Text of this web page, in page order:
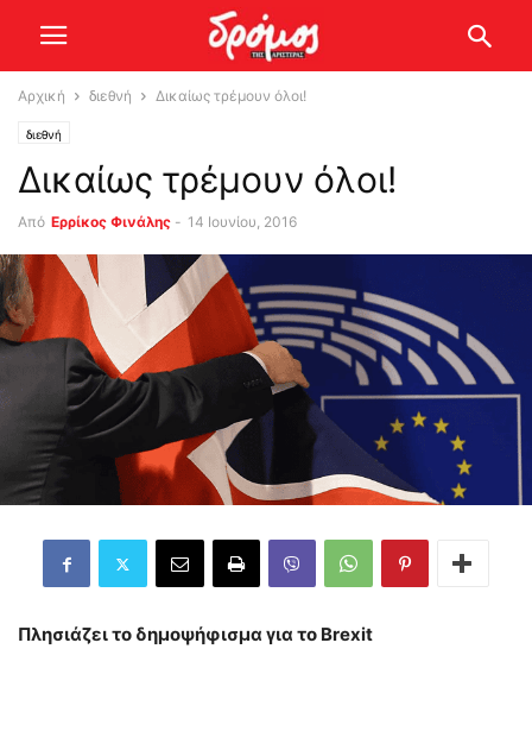
Αρχική διεθνή Δικαίως τρέμουν όλοι!
διεθνή
Δικαίως τρέμουν όλοι!
Από Ερρίκος Φινάλης - 14 Ιουνίου, 2016
Πλησιάζει το δημοψήφισμα για το Brexit